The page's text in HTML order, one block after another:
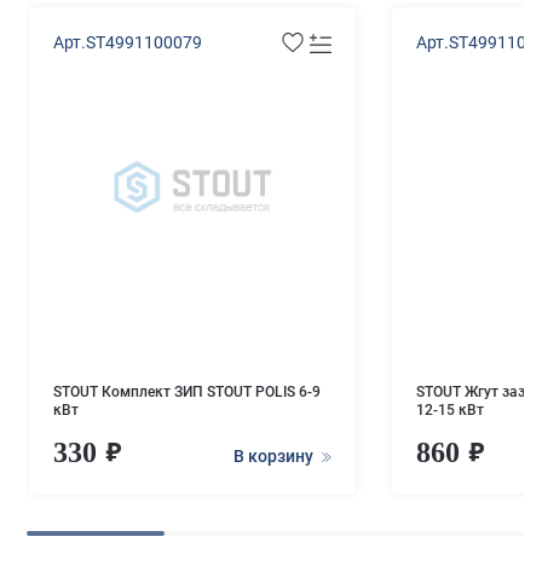
Арт.ST4991100079
STOUT Комплект ЗИП STOUT POLIS 6-9
кВт
330 В корзину
STOUT Жгут
12-15 кВт
860